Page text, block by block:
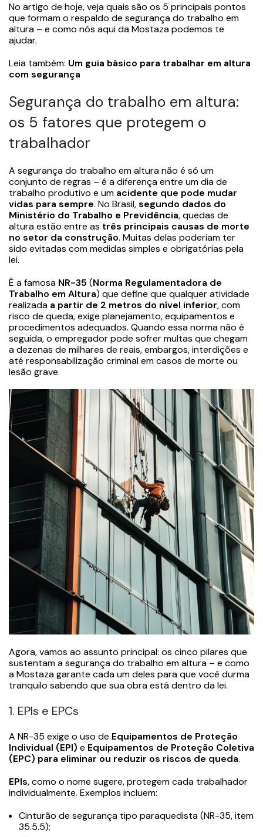
No artigo de hoje, veja quais são os 5 principais pontos
que formam o respaldo de segurança do trabalho em
altura – e como nós aqui da Mostaza podemos te
ajudar.
Leia também: Um guia básico para trabalhar em altura
com segurança
Segurança do trabalho em altura:
os 5 fatores que protegem o
trabalhador
A segurança do trabalho em altura não é só um
conjunto de regras – é a diferença entre um dia de
trabalho produtivo e um acidente que pode mudar
vidas para sempre. No Brasil,segundo dados do
Ministério do Trabalho e Previdência, quedas de
altura estão entre as três principais causas de morte
no setor da construção. Muitas delas poderiam ter
sido evitadas com medidas simples e obrigatórias pela
lei.
É a famosa NR-35 (Norma Regulamentadora de
Trabalho em Altura) que define que qualquer atividade
realizada a partir de 2 metros do nível inferior, com
risco de queda, exige planejamento, equipamentos e
procedimentos adequados. Quando essa norma não é
seguida, o empregador pode sofrer multas que chegam
a dezenas de milhares de reais, embargos, interdições e
até responsabilização criminal em casos de morte ou
lesão grave.
Agora, vamos ao assunto principal: os cinco pilares que
sustentam a segurança do trabalho em altura – e como
a Mostaza garante cada um deles para que você durma
tranquilo sabendo que sua obra está dentro da lei.
1. EPIs e EPCs
A NR-35 exige o uso de Equipamentos de Proteção
Individual (EPI) e Equipamentos de Proteção Coletiva
(EPC) para eliminar ou reduzir os riscos de queda.
EPIs, como o nome sugere, protegem cada trabalhador
individualmente. Exemplos incluem:
Cinturão de segurança tipo paraquedista (NR-35, item
35.5.5);